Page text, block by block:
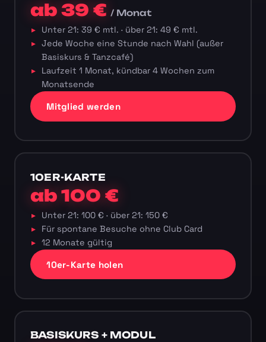
ab 39 €/ Monat
Unter 21: 39 € mtl. · über 21: 49 € mtl.
Jede Woche eine Stunde nach Wahl (außer
Basiskurs & Tanzcafé)
Laufzeit 1 Monat, kündbar 4 Wochen zum
Monatsende
Mitglied werden
10ER-KARTE
ab 100 €
Unter 21: 100 € · über 21: 150 €
Für spontane Besuche ohne Club Card
12 Monate gültig
10er-Karte holen
BASISKURS + MODUL